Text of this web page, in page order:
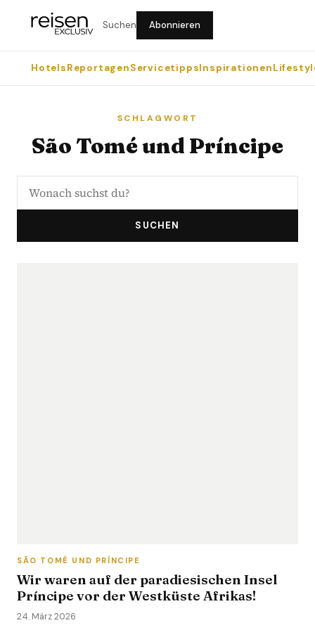
Suchen Abonnieren
HotelsReportagenServicetippsInspirationen
SCHLAGWORT
São Tomé und Príncipe
SUCHEN
SÃO TOMÉ UND PRÍNCIPE
Wir waren auf der paradiesischen Insel
Príncipe vor der Westküste Afrikas!
24. März 2026